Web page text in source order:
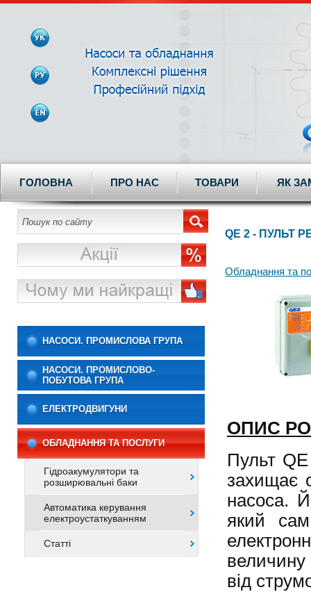
ГОЛОВНА ПРО НАС ТОВАРИ ЯК
НАСОСИ. ПРОМИСЛОВА ГРУПА
НАСОСИ. ПРОМИСЛОВО-
ПОБУТОВА ГРУПА
ЕЛЕКТРОДВИГУНИ
ОБЛАДНАННЯ ТА ПОСЛУГИ
Гідроакумулятори та
розширювальні баки
Автоматика керування
електроустаткуванням
Статті
QE 2 - ПУЛЬТ
Обладнання та
ОПИС
Пульт
захищає
насоса.
який
від